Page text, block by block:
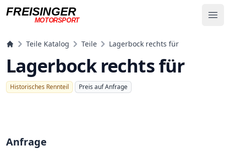
FREISINGER
MOTORSPORT
Teile Katalog Teile Lagerbock rechts für
Lagerbock rechts für
Historisches Rennteil Preis auf Anfrage
Anfrage